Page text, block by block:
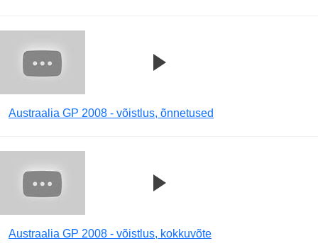
Austraalia GP 2008 - võistlus, õnnetused
Austraalia GP 2008 - võistlus, kokkuvõte